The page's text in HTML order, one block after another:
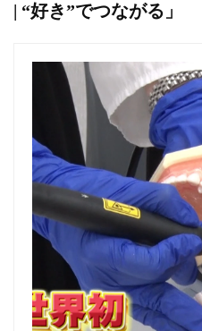
| “好き”でつながる」